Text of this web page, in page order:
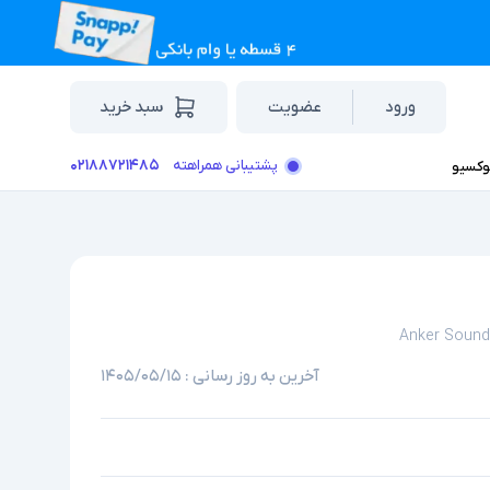
ورود عضویت سبد خرید
پشتیبانی همراهته ۰۲۱۸۸۷۲۱۴۸۵
Anker
آخرین به روز رسانی : ۱۴۰۵/۰۵/۱۵